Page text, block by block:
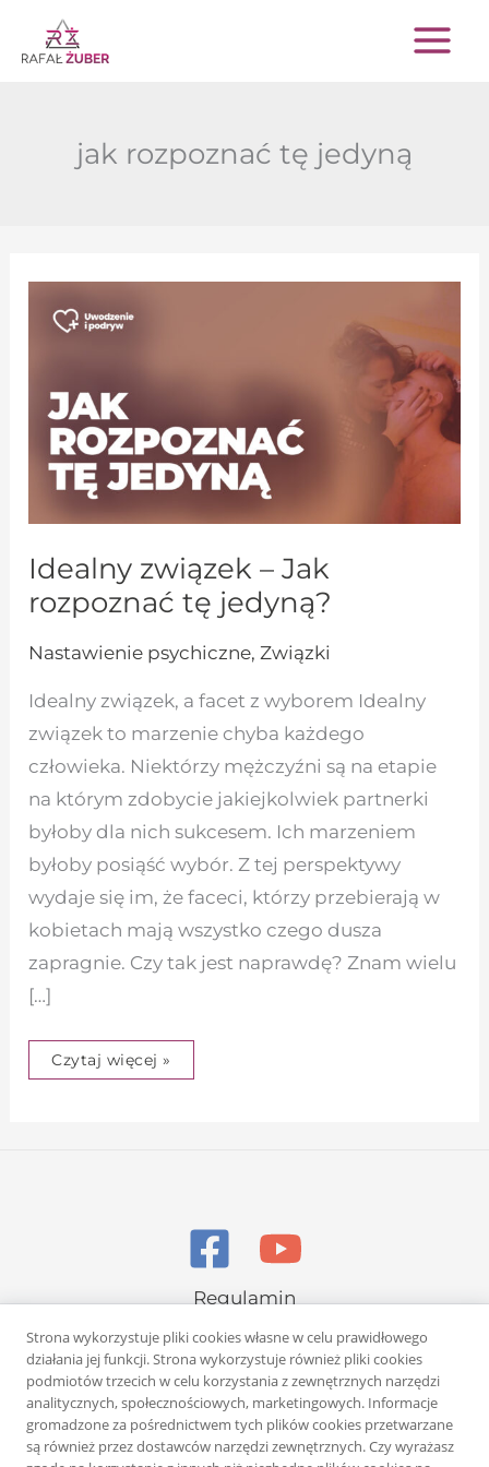
Przejdź
do
jak rozpoznać tę jedyną
Idealny związek – Jak
rozpoznać tę jedyną?
Nastawienie psychiczne,Związki
Idealny związek, a facet z wyborem Idealny
związek to marzenie chyba każdego
człowieka. Niektórzy mężczyźni są na etapie
na którym zdobycie jakiejkolwiek partnerki
byłoby dla nich sukcesem. Ich marzeniem
byłoby posiąść wybór. Z tej perspektywy
wydaje się im, że faceci, którzy przebierają w
kobietach mają wszystko czego dusza
zapragnie. Czy tak jest naprawdę? Znam wielu
[…]
Idealny
związek
–
Jak
Czytaj więcej »
Regulamin
Polityka prywatności
Strona wykorzystuje pliki cookies własne w celu prawidłowego
działania jej funkcji. Strona wykorzystuje również pliki cookies
podmiotów trzecich w celu korzystania z zewnętrznych narzędzi
analitycznych, społecznościowych, marketingowych. Informacje
gromadzone za pośrednictwem tych plików cookies przetwarzane
są również przez dostawców narzędzi zewnętrznych. Czy wyrażasz